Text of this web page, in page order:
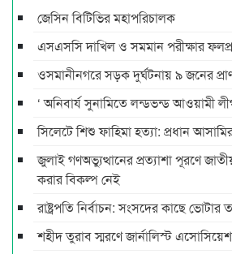
জেসিন বিটিভির মহাপরিচালক
এসএসসি দাখিল ও সমমান পরীক্ষার
ওসমানীনগরে সড়ক দুর্ঘটনায় ৯ জনের
‘ অনিবার্য সুনামিতে লন্ডভন্ড আওয়ামী
সিলেটে শিশু ফাহিমা হত্যা: প্রধান
জুলাই গণঅভ্যুত্থানের প্রত্যাশা পূরণে
করার বিকল্প নেই
রাষ্ট্রপতি নির্বাচন: সংসদের কাছে ভোটার
শহীদ তুরাব স্মরণে জার্নালিস্ট